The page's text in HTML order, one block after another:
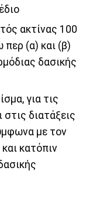
ακτίνας 100
(α) και (β)
δασικής
για τις
διατάξεις
με τον
κατόπιν